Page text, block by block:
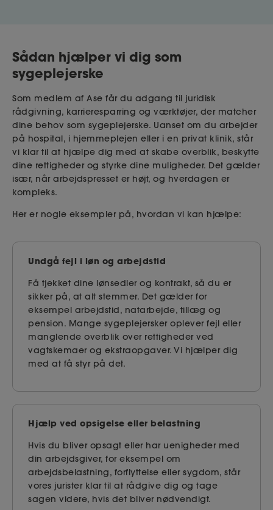
Sådan hjælper vi dig som
sygeplejerske
Som medlem af Ase får du adgang til juridisk
rådgivning, karrieresparring og værktøjer, der matcher
dine behov som sygeplejerske. Uanset om du arbejder
på hospital, i hjemmeplejen eller i en privat klinik, står
vi klar til at hjælpe dig med at skabe overblik, beskytte
dine rettigheder og styrke dine muligheder. Det gælder
især, når arbejdspresset er højt, og hverdagen er
kompleks.
Her er nogle eksempler på, hvordan vi kan hjælpe:
Undgå fejl i løn og arbejdstid
Få tjekket dine lønsedler og kontrakt, så du er
sikker på, at alt stemmer. Det gælder for
eksempel arbejdstid, natarbejde, tillæg og
pension. Mange sygeplejersker oplever fejl eller
manglende overblik over rettigheder ved
vagtskemaer og ekstraopgaver. Vi hjælper dig
med at få styr på det.
Hjælp ved opsigelse eller belastning
Hvis du bliver opsagt eller har uenigheder med
din arbejdsgiver, for eksempel om
arbejdsbelastning, forflyttelse eller sygdom, står
vores jurister klar til at rådgive dig og tage
sagen videre, hvis det bliver nødvendigt.